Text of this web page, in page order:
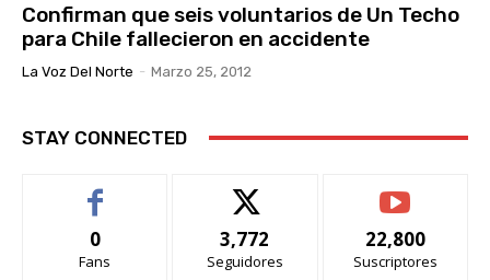
Confirman que seis voluntarios de Un Techo
para Chile fallecieron en accidente
La Voz Del Norte - Marzo 25, 2012
STAY CONNECTED
0
Fans
3,772
Seguidores
22,800
Suscriptores